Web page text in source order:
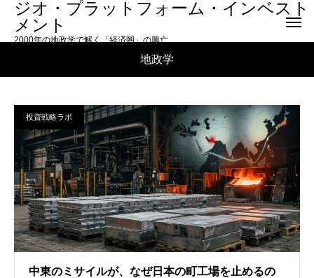
ジオ・プラットフォーム・インベスト
メント
2000年の地政学で解く「経済圏」の興亡
地政学
投資戦略ラボ
中東のミサイルが、なぜ日本の町工場を止めるの